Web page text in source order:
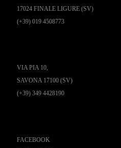
17024 FINALE LIGURE (SV)
(+39) 019 4508773
VIA PIA 10,
SAVONA 17100 (SV)
(+39) 349 4428190
FACEBOOK